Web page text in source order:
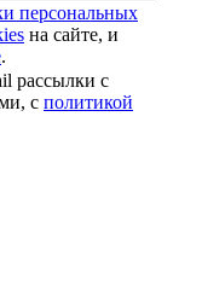
персональных
на сайте, и
.
рассылки с
с политикой